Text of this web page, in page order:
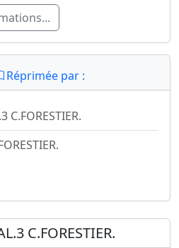
Réprimée par :
C.FORESTIER.
C.FORESTIER.